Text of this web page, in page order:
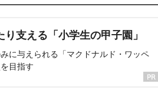
支える「小学生の甲子園」
に与えられる「マクドナルド・ワッペ
目指す